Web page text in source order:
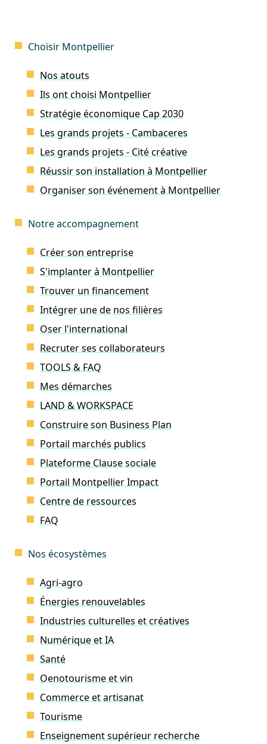
Choisir Montpellier
Nos atouts
Ils ont choisi Montpellier
Stratégie économique Cap 2030
Les grands projets - Cambaceres
Les grands projets - Cité créative
Réussir son installation à Montpellier
Organiser son événement à Montpellier
Notre accompagnement
Créer son entreprise
S'implanter à Montpellier
Trouver un financement
Intégrer une de nos filières
Oser l'international
Recruter ses collaborateurs
TOOLS & FAQ
Mes démarches
LAND & WORKSPACE
Construire son Business Plan
Portail marchés publics
Plateforme Clause sociale
Portail Montpellier Impact
Centre de ressources
FAQ
Nos écosystèmes
Agri-agro
Énergies renouvelables
Industries culturelles et créatives
Numérique et IA
Santé
Oenotourisme et vin
Commerce et artisanat
Tourisme
Enseignement supérieur recherche